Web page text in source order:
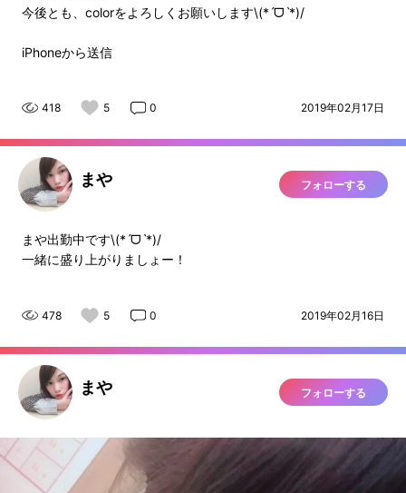
今後とも、colorをよろしくお願いします\(*ˊᗜˋ*)/
iPhoneから送信
418 5 0 2019年02月17日
まや フォローする
まや出勤中です\(*ˊᗜˋ*)/
一緒に盛り上がりましょー！
478 5 0 2019年02月16日
まや フォローする